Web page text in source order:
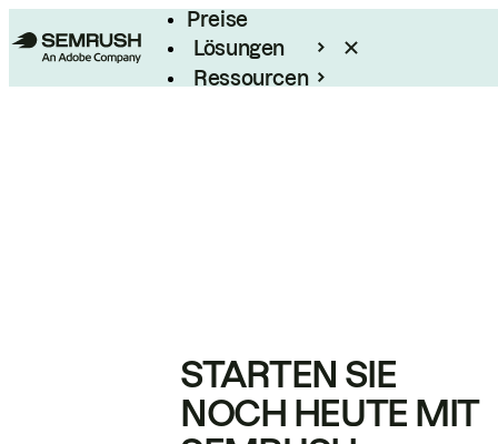
Preise
Lösungen
Ressourcen
STARTEN SIE
NOCH HEUTE MIT